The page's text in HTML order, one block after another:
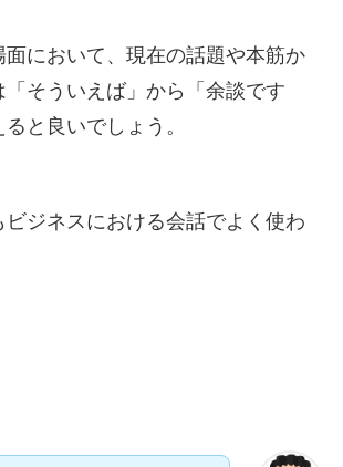
面において、現在の話題や本筋か
「そういえば」から「余談です
と良いでしょう。
ビジネスにおける会話でよく使わ